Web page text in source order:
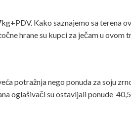
Kako saznajemo sa terena
hrane su kupci za ječam u ovom
potražnja nego ponuda za soju
oglašivači su ostavljali ponude